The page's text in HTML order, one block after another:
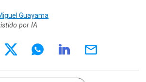
Guayama
por IA